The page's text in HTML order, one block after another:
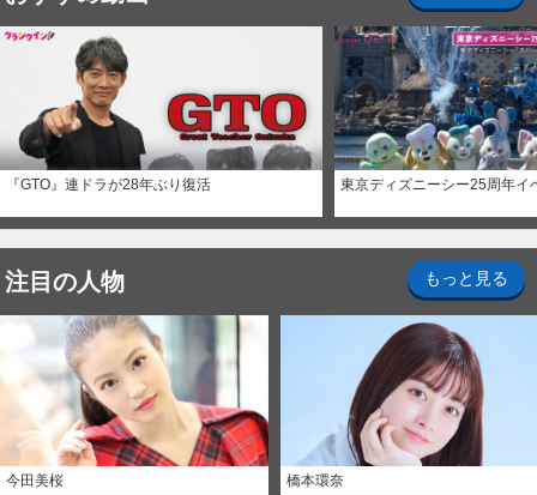
『GTO』連ドラが28年ぶり復活 東京ディズニーシー25周年イ
注目の人物 もっと見る
今田美桜 橋本環奈